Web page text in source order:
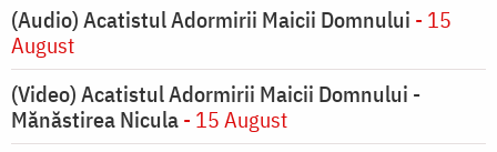
(Audio) Acatistul Adormirii Maicii Domnului - 15
August
(Video) Acatistul Adormirii Maicii Domnului -
Mănăstirea Nicula- 15 August